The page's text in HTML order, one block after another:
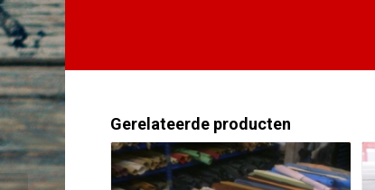
Gerelateerde producten